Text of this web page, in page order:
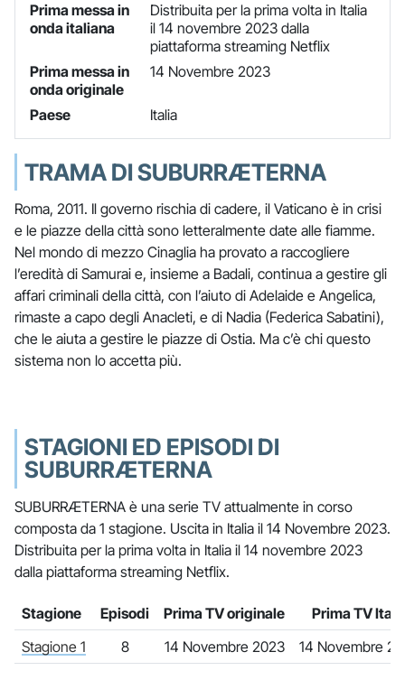
Prima messa in
onda italiana
Distribuita per la prima volta in Italia
il 14 novembre 2023 dalla
piattaforma streaming Netflix
Prima messa in
onda originale
14 Novembre 2023
Paese Italia
TRAMA DI SUBURRÆTERNA
Roma, 2011. Il governo rischia di cadere, il Vaticano è in crisi
e le piazze della città sono letteralmente date alle fiamme.
Nel mondo di mezzo Cinaglia ha provato a raccogliere
l’eredità di Samurai e, insieme a Badali, continua a gestire gli
affari criminali della città, con l’aiuto di Adelaide e Angelica,
rimaste a capo degli Anacleti, e di Nadia (Federica Sabatini),
che le aiuta a gestire le piazze di Ostia. Ma c’è chi questo
sistema non lo accetta più.
STAGIONI ED EPISODI DI
SUBURRÆTERNA
SUBURRÆTERNA è una serie TV attualmente in corso
composta da 1 stagione. Uscita in Italia il 14 Novembre 2023.
Distribuita per la prima volta in Italia il 14 novembre 2023
dalla piattaforma streaming Netflix.
Stagione Episodi Prima TV originale
Prima TV
Stagione 1
8 14 Novembre 2023 14 Novembre